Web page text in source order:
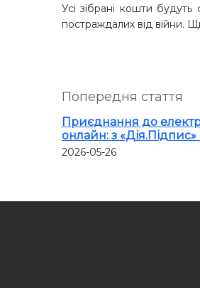
Усі зібрані кошти будуть
постраждалих від війни.
Попередня стаття
Приєднання до
онлайн: з «Дія.Підпис»
2026-05-26